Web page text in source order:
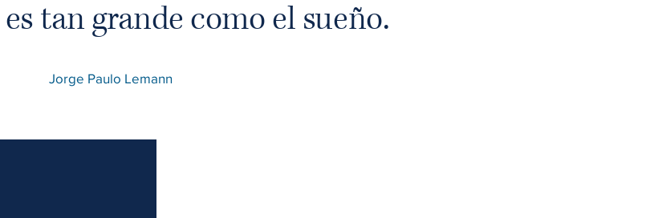
tan grande como el sueño.
Jorge Paulo Lemann